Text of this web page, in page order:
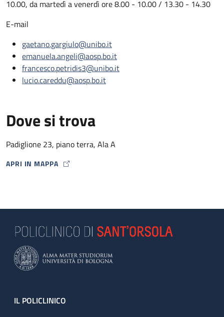
10.00, da martedì a venerdì ore 8.00 - 10.00 / 13.30 - 14.30
E-mail
gaetano.gargiulo@unibo.it
emanuela.angeli@aosp.bo.it
francesco.petridis3@unibo.it
lucio.careddu@aosp.bo.it
Dove si trova
Padiglione 23, piano terra, Ala A
APRI IN MAPPA
MAP ICON
Footer
IL POLICLINICO